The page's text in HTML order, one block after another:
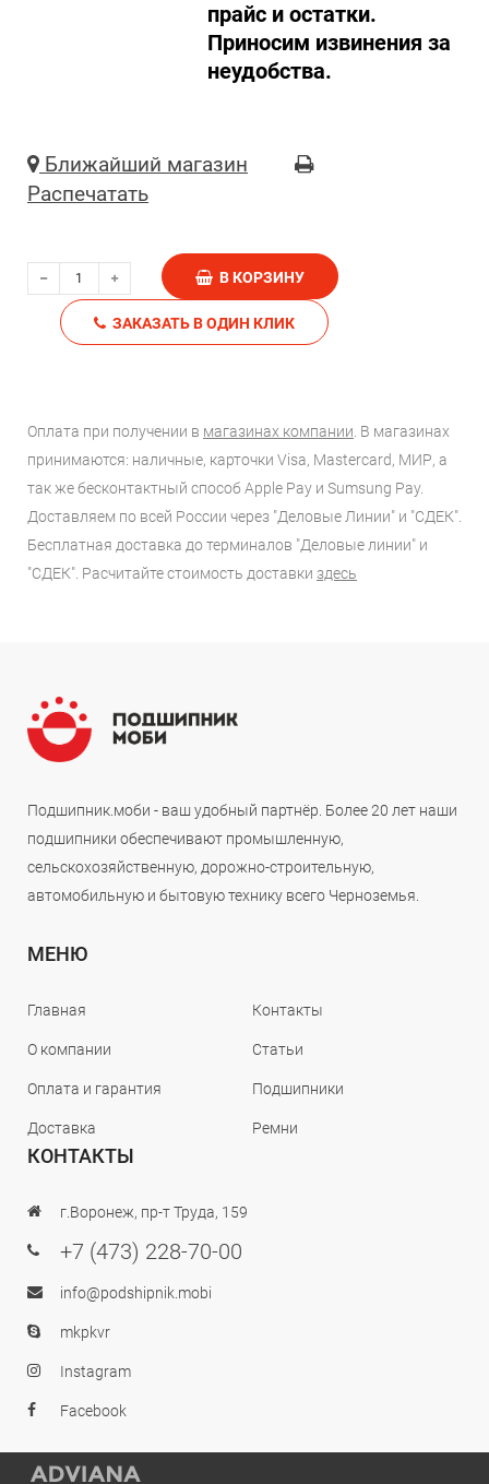
прайс и остатки.
Приносим извинения за
неудобства.
Ближайший магазин
Распечатать
В КОРЗИНУ
ЗАКАЗАТЬ В ОДИН КЛИК
Оплата при получении в магазинах компании . В магазинах
принимаются: наличные, карточки Visa, Mastercard, МИР, а
так же бесконтактный способ Apple Pay и Sumsung Pay.
Доставляем по всей России через "Деловые Линии" и "СДЕК".
Бесплатная доставка до терминалов "Деловые линии" и
"СДЕК". Расчитайте стоимость доставки здесь
Подшипник.моби - ваш удобный партнёр. Более 20 лет наши
подшипники обеспечивают промышленную,
сельскохозяйственную, дорожно-строительную,
автомобильную и бытовую технику всего Черноземья.
МЕНЮ
Главная
О компании
Оплата и гарантия
Доставка
Контакты
Статьи
Подшипники
Ремни
КОНТАКТЫ
г.Воронеж, пр-т Труда, 159
+7 (473) 228-70-00
info@podshipnik.mobi
mkpkvr
Instagram
Facebook